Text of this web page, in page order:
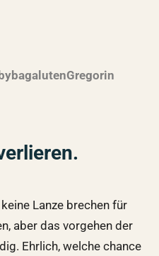
bagalutenGregorin
Lanze brechen für
aber das vorgehen der
Ehrlich, welche chance